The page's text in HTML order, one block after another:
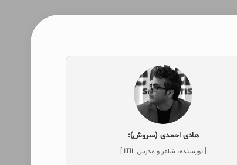
هادی احمدی (سروش):
[ نویسنده، شاعر و مدرس ITIL ]